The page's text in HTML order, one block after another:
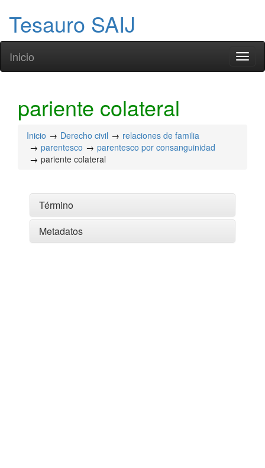
Tesauro SAIJ
Inicio
pariente colateral
Inicio Derecho civil
relaciones de familia
parentesco
parentesco por consanguinidad
pariente colateral
Término
Metadatos